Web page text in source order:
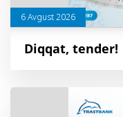
6 Avgust 2026
Diqqat, tender!